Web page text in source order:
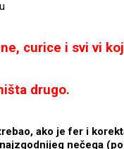
curice i svi vi
drugo.
ako je fer i
nečega